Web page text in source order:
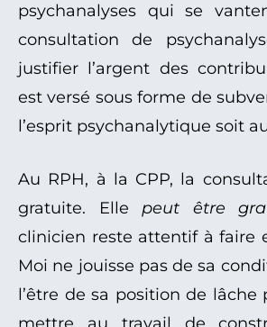
psychanalyses qui se
consultation de
justifier l’argent des
est versé sous forme de
l’esprit psychanalytique soit
Au RPH, à la CPP, la
gratuite. Elle peut être
clinicien reste attentif à faire
Moi ne jouisse pas de sa
l’être de sa position de lâche